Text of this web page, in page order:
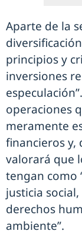
Aparte de la
principios y
inversiones
operaciones
meramente
financieros y,
valorará que
tengan como
justicia
derechos
ambiente”.